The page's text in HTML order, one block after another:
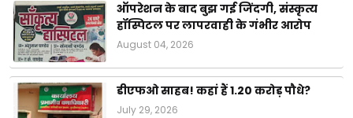
ऑपरेशन के बाद बुझ गई जिंदगी, संस्कृत्य
हॉस्पिटल पर लापरवाही के गंभीर आरोप
August 04, 2026
डीएफओ साहब! कहां हैं 1.20 करोड़ पौधे?
July 29, 2026